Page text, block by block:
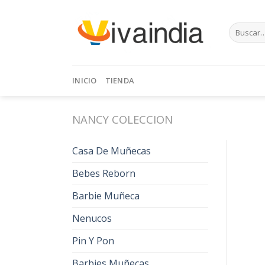
Buscar
por:
INICIO TIENDA
NANCY COLECCION
Casa De Muñecas
Bebes Reborn
Barbie Muñeca
Nenucos
Pin Y Pon